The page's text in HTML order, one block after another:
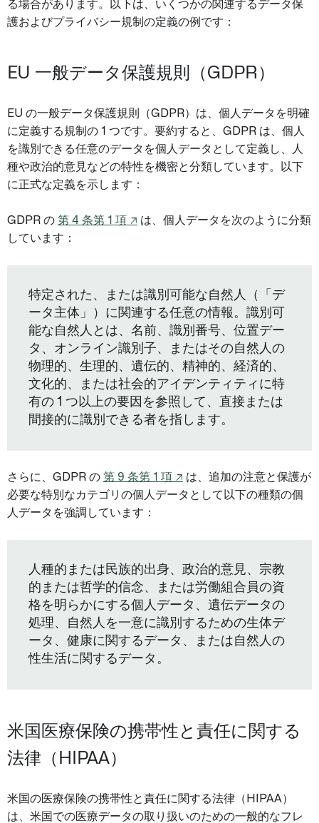
る場合があります。以下は、いくつかの関連するデータ保
護およびプライバシー規制の定義の例です：
EU 一般データ保護規則（GDPR）
EU の一般データ保護規則（GDPR）は、個人データを明確
に定義する規制の 1 つです。要約すると、GDPR は、個人
を識別できる任意のデータを個人データとして定義し、人
種や政治的意見などの特性を機密と分類しています。以下
に正式な定義を示します：
GDPR の 第 4 条第 1 項 ↗ は、個人データを次のように分類
しています：
特定された、または識別可能な自然人（「デ
ータ主体」）に関連する任意の情報。識別可
能な自然人とは、名前、識別番号、位置デー
タ、オンライン識別子、またはその自然人の
物理的、生理的、遺伝的、精神的、経済的、
文化的、または社会的アイデンティティに特
有の 1 つ以上の要因を参照して、直接または
間接的に識別できる者を指します。
さらに、GDPR の 第 9 条第 1 項 ↗ は、追加の注意と保護が
必要な特別なカテゴリの個人データとして以下の種類の個
人データを強調しています：
人種的または民族的出身、政治的意見、宗教
的または哲学的信念、または労働組合員の資
格を明らかにする個人データ、遺伝データの
処理、自然人を一意に識別するための生体デ
ータ、健康に関するデータ、または自然人の
性生活に関するデータ。
米国医療保険の携帯性と責任に関する
法律（HIPAA）
米国の医療保険の携帯性と責任に関する法律（HIPAA）
は、米国での医療データの取り扱いのための一般的なフレ